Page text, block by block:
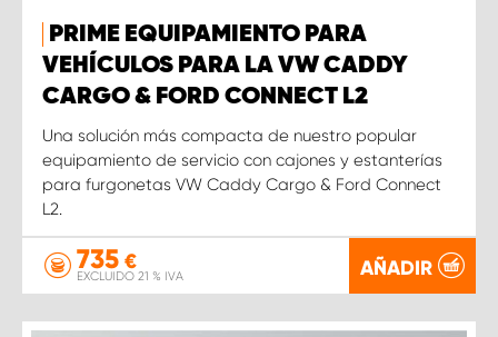
PRIME EQUIPAMIENTO PARA
VEHÍCULOS PARA LA VW CADDY
CARGO & FORD CONNECT L2
Una solución más compacta de nuestro popular
equipamiento de servicio con cajones y estanterías
para furgonetas VW Caddy Cargo & Ford Connect
L2.
735 €
EXCLUIDO 21 % IVA AÑADIR